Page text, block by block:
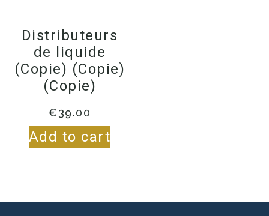
Distributeurs
de liquide
(Copie) (Copie)
(Copie)
€39.00
Add to cart